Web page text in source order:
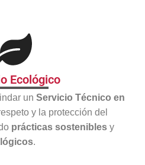
Ecológico
un Servicio Técnico en
y la protección del
prácticas sostenibles y
.